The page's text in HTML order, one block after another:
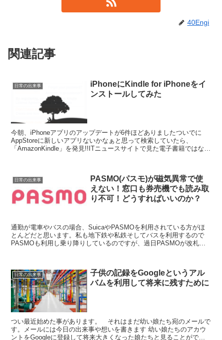
40Engi
関連記事
日常の出来事
iPhoneにKindle for iPhoneをイ
ンストールしてみた
今朝、iPhoneアプリのアップデートが6件ほどありましたついでに
AppStoreに新しいアプリないかなぁと思って検索していたら、
「AmazonKindle」を発見!!ITニュースサイトで見た電子書籍ではない
日常の出来事
PASMO(パスモ)が磁気異常で使
えない！窓口も券売機でも読み取
り不可！どうすればいいのか？
通勤が電車やバスの場合、SuicaやPASMOを利用されている方がほ
とんどだと思います。私も地下鉄や私鉄そしてバスを利用するので
PASMOも利用し乗り降りしているのですが、過日PASMOが改札の
日常の出来事
子供の記録をGoogleというアル
バムを利用して将来に残すために
つい最近始めた事があります。 それはまだ幼い娘たち宛のメールで
す。メールには今日の出来事や想いを書きます 幼い娘たちのアカウ
ントをGoogleに登録して将来大きくなった娘たちと見ることができ